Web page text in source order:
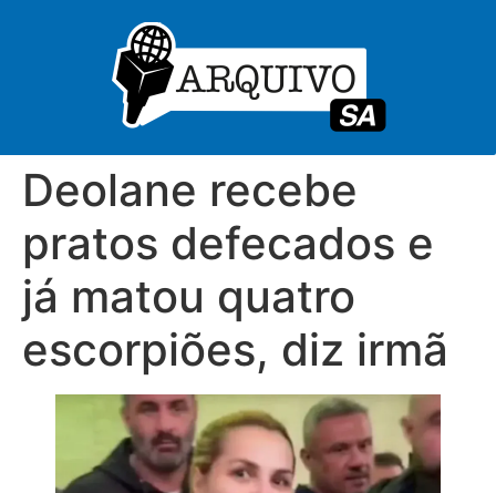
Deolane recebe
pratos defecados e
já matou quatro
escorpiões, diz irmã